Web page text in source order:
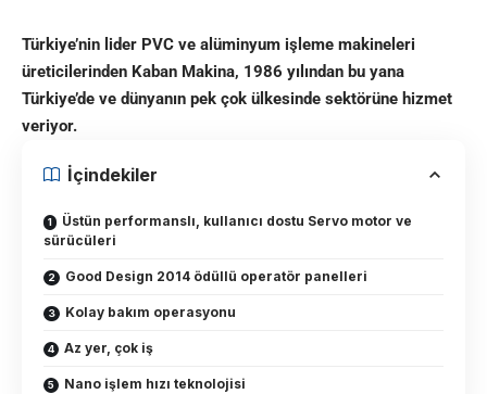
Türkiye’nin lider PVC ve alüminyum işleme makineleri
üreticilerinden Kaban Makina, 1986 yılından bu yana
Türkiye’de ve dünyanın pek çok ülkesinde sektörüne hizmet
veriyor.
İçindekiler
Üstün performanslı, kullanıcı dostu Servo motor ve
sürücüleri
Good Design 2014 ödüllü operatör panelleri
Kolay bakım operasyonu
Az yer, çok iş
Nano işlem hızı teknolojisi